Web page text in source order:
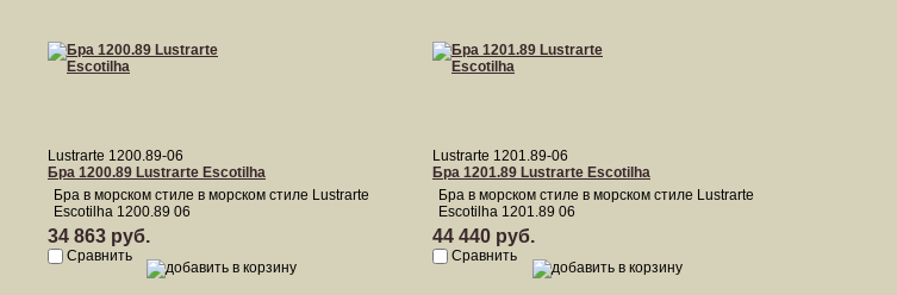
Lustrarte 1200.89-06
Бра 1200.89 Lustrarte Escotilha
Бра в морском стиле в морском стиле Lustrarte
Escotilha 1200.89 06
34 863 руб.
Сравнить
Lustrarte 1201.89-06
Бра 1201.89 Lustrarte Escotilha
Бра в морском стиле в морском стиле Lustrarte
Escotilha 1201.89 06
44 440 руб.
Сравнить